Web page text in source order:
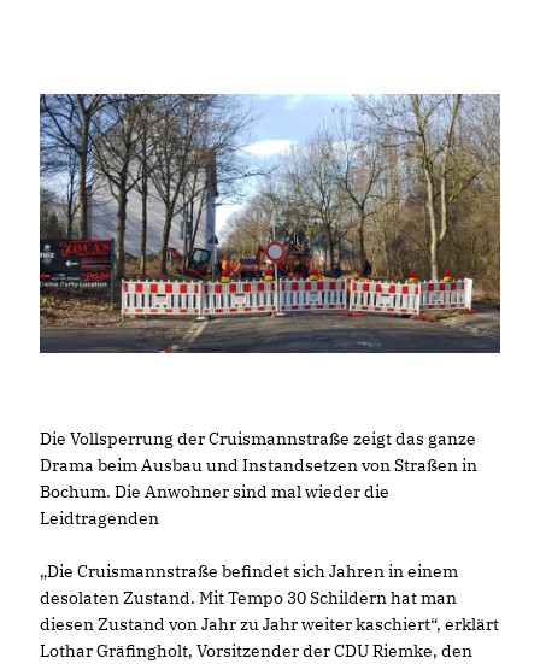
Die Vollsperrung der Cruismannstraße zeigt das ganze
Drama beim Ausbau und Instandsetzen von Straßen in
Bochum. Die Anwohner sind mal wieder die
Leidtragenden
Die Cruismannstraße befindet sich Jahren in einem
desolaten Zustand. Mit Tempo 30 Schildern hat man
diesen Zustand von Jahr zu Jahr weiter kaschiert“, erklärt
Lothar Gräfingholt, Vorsitzender der CDU Riemke, den